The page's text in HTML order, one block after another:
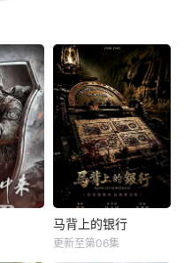
马背上的银行
更新至第06集